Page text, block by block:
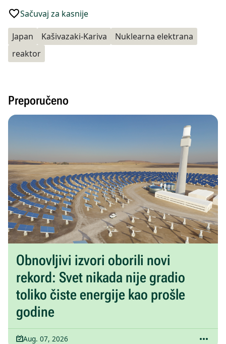
Sačuvaj za kasnije
Japan Kašivazaki-Kariva
Nuklearna elektrana
reaktor
Preporučeno
Obnovljivi izvori oborili novi
rekord: Svet nikada nije gradio
toliko čiste energije kao prošle
godine
Aug. 07, 2026